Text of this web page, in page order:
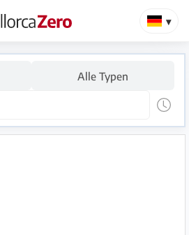
×
Alle Typen